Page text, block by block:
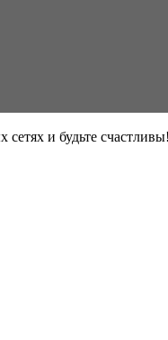
и будьте счастливы!